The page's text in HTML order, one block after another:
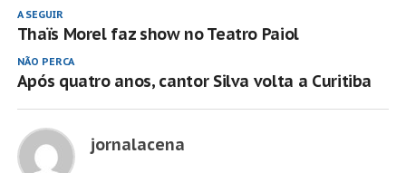
A SEGUIR
Thaïs Morel faz show no Teatro Paiol
NÃO PERCA
Após quatro anos, cantor Silva volta a Curitiba
jornalacena